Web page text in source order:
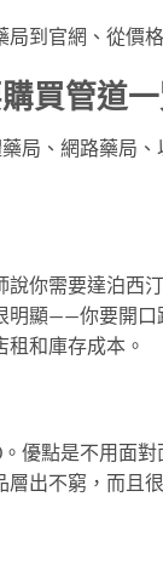
到官網、從價
買管道
局、網路藥局
你需要達泊西
明顯——你要開
和庫存成本。
優點是不用面
出不窮，而且